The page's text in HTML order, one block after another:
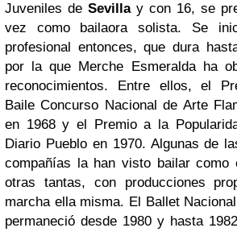
Juveniles de Sevillay con 16, se
vez como bailaora solista. Se
profesional entonces, que dura
por la que Merche Esmeralda ha
reconocimientos. Entre ellos, el
Baile Concurso Nacional de Arte
en 1968 y el Premio a la
Diario Pueblo en 1970. Algunas de
compañías la han visto bailar como
otras tantas, con producciones
marcha ella misma. El Ballet
permaneció desde 1980 y hasta